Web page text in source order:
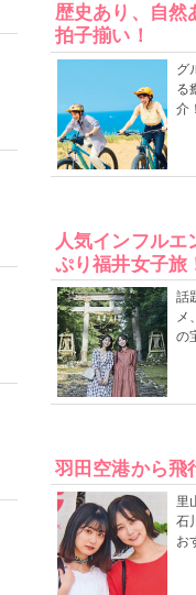
歴史あり、自然
拍子揃い！
グ
る
介！
人気インフルエ
ぷり福井女子旅
話
メ
の
羽田空港から飛
里
石
お